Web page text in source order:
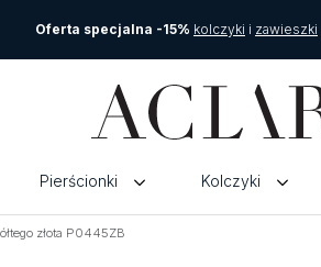
Oferta specjalna -15% kolczyki i zawieszki
Pierścionki Kolczyki
złota P0445ZB